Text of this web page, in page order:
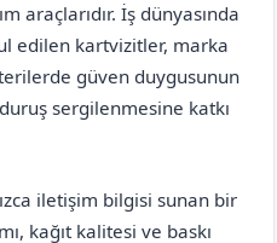
araçlarıdır. İş dünyasında
edilen kartvizitler, marka
güven duygusunun
sergilenmesine katkı
iletişim bilgisi sunan bir
kağıt kalitesi ve baskı